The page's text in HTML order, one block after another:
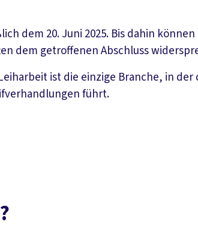
dem 20. Juni 2025. Bis dahin können
dem getroffenen Abschluss
ist die einzige Branche, in der
führt.